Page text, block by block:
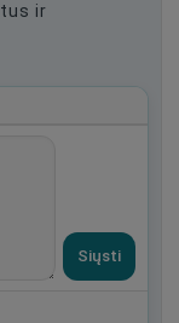
ir
Siųsti